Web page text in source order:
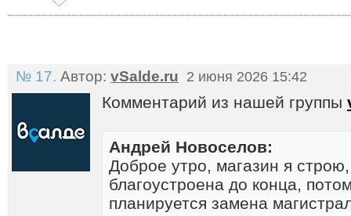
№ 17. Автор: vSalde.ru 2 июня 2026 15:42
Комментарий из нашей группы
Андрей Новоселов:
Доброе утро, магазин я
благоустроена до конца,
планируется замена